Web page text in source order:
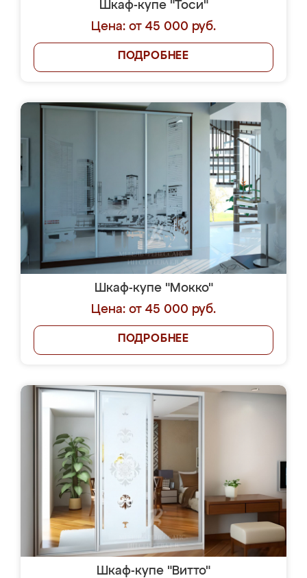
Шкаф-купе "Тоси"
Цена: от 45 000 руб.
ПОДРОБНЕЕ
Шкаф-купе "Мокко"
Цена: от 45 000 руб.
ПОДРОБНЕЕ
Шкаф-купе "Витто"